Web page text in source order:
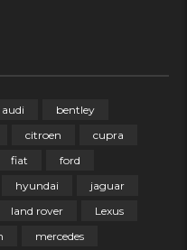
audi
bentley
citroen
cupra
fiat
ford
hyundai
jaguar
land rover
Lexus
mercedes